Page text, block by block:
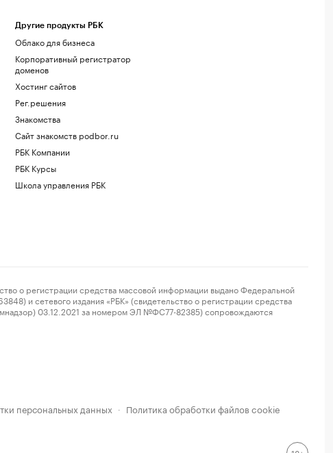
Другие продукты РБК
Облако для бизнеса
Корпоративный регистратор
доменов
Хостинг сайтов
Рег.решения
Знакомства
Сайт знакомств podbor.ru
РБК Компании
РБК Курсы
Школа управления РБК
о регистрации средства массовой информации выдано Федеральной
и сетевого издания «РБК» (свидетельство о регистрации средства
03.12.2021 за номером ЭЛ №ФС77-82385) сопровождаются
персональных данных · Политика обработки файлов cookie